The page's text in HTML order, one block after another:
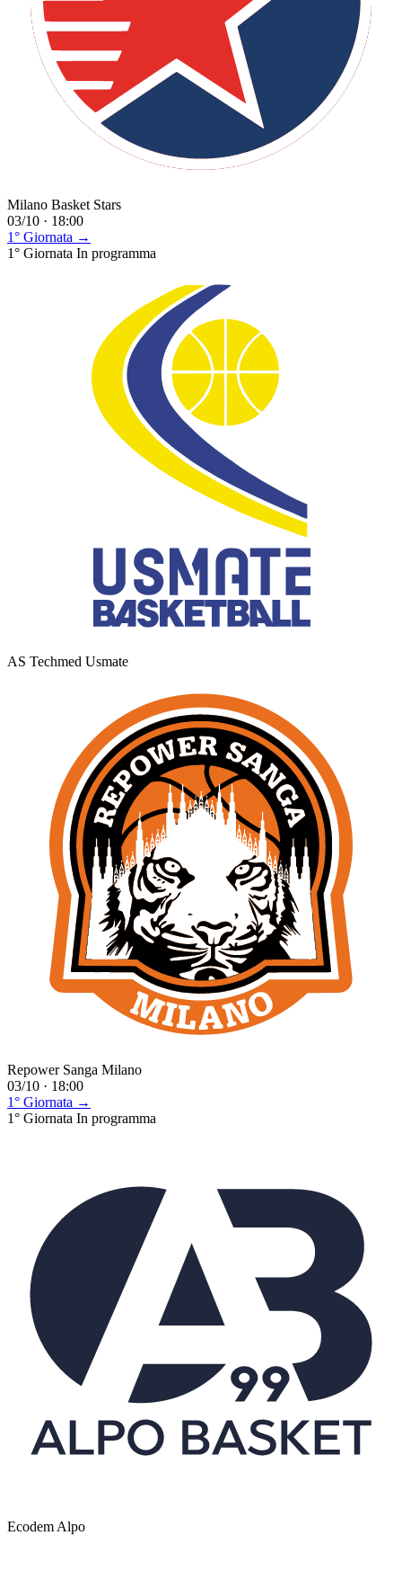
Milano Basket Stars
03/10 · 18:00
1° Giornata →
1° Giornata In programma
AS Techmed Usmate
Repower Sanga Milano
03/10 · 18:00
1° Giornata →
1° Giornata In programma
Ecodem Alpo